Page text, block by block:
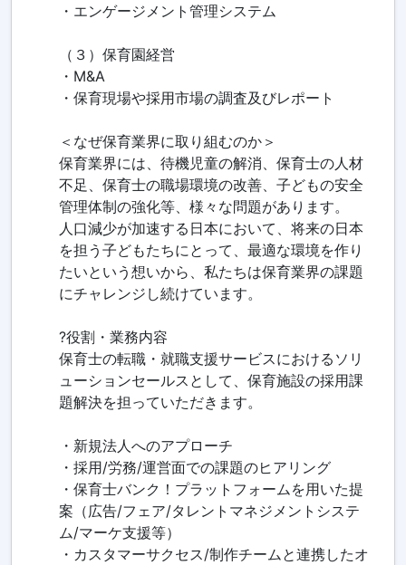
・エンゲージメント管理システム
（３）保育園経営
・M&A
・保育現場や採用市場の調査及びレポート
＜なぜ保育業界に取り組むのか＞
保育業界には、待機児童の解消、保育士の人材
不足、保育士の職場環境の改善、子どもの安全
管理体制の強化等、様々な問題があります。
人口減少が加速する日本において、将来の日本
を担う子どもたちにとって、最適な環境を作り
たいという想いから、私たちは保育業界の課題
にチャレンジし続けています。
?役割・業務内容
保育士の転職・就職支援サービスにおけるソリ
ューションセールスとして、保育施設の採用課
題解決を担っていただきます。
・新規法人へのアプローチ
・採用/労務/運営面での課題のヒアリング
・保育士バンク！プラットフォームを用いた提
案（広告/フェア/タレントマネジメントシステ
ム/マーケ支援等）
・カスタマーサクセス/制作チームと連携したオ